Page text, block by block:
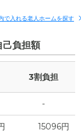
万円
万円
万円
万円
で入れる老人ホームを探す
己負担額
3割負担
-
15096円